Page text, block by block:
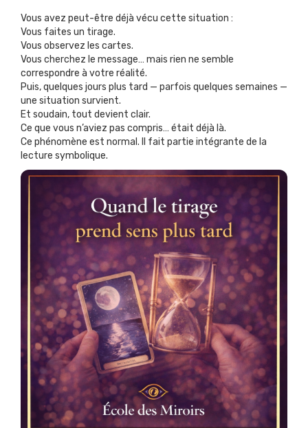
Vous avez peut-être déjà vécu cette situation :
Vous faites un tirage.
Vous observez les cartes.
Vous cherchez le message… mais rien ne semble
correspondre à votre réalité.
Puis, quelques jours plus tard — parfois quelques semaines —
une situation survient.
Et soudain, tout devient clair.
Ce que vous n’aviez pas compris… était déjà là.
Ce phénomène est normal. Il fait partie intégrante de la
lecture symbolique.